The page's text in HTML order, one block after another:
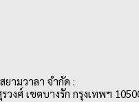
ยบ สามารถใช้งานได้ทั้ง 2 ด้าน มีค
ม่ทะลุไปอีกด้านของกระดาษ ทำใ
อาด เรียบร้อย อ่านข้อความได้ชัดเ
ยามวาลา จำกัด :
วงศ์ เขตบางรัก กรุงเทพฯ